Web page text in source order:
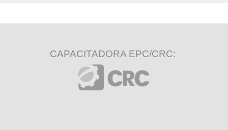
CAPACITADORA EPC/CRC: